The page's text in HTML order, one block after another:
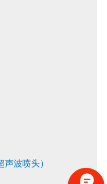
波喷头）